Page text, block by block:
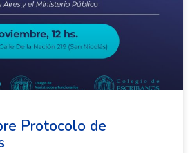
Protocolo de